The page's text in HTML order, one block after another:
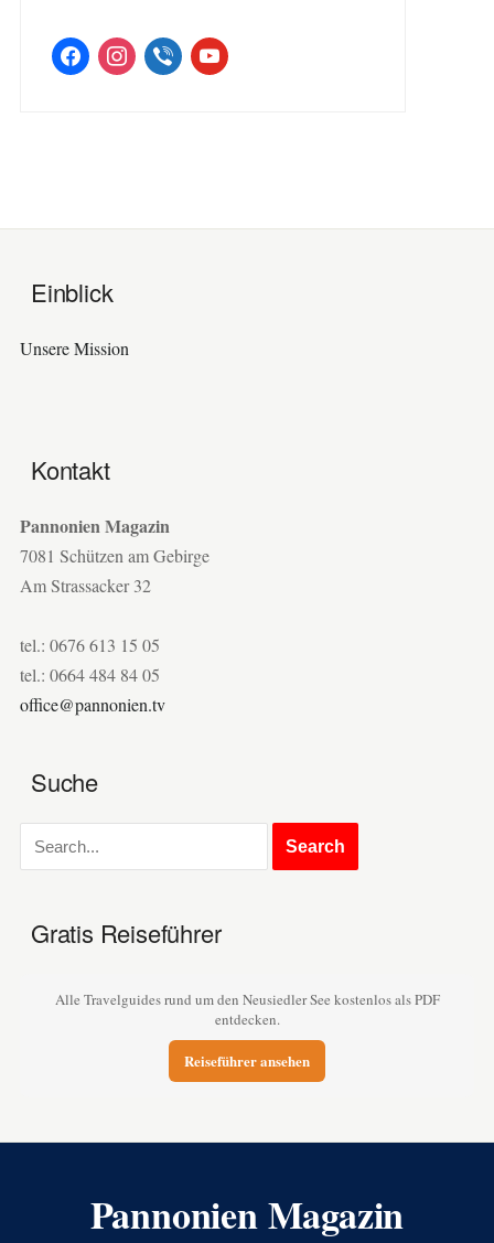
facebookinstagramviber youtube
Einblick
Unsere Mission
Kontakt
Pannonien Magazin
7081 Schützen am Gebirge
Am Strassacker 32
tel.: 0676 613 15 05
tel.: 0664 484 84 05
office@pannonien.tv
Suche
Gratis Reiseführer
Alle Travelguides rund um den Neusiedler See kostenlos als PDF
entdecken.
Reiseführer ansehen
Pannonien Magazin